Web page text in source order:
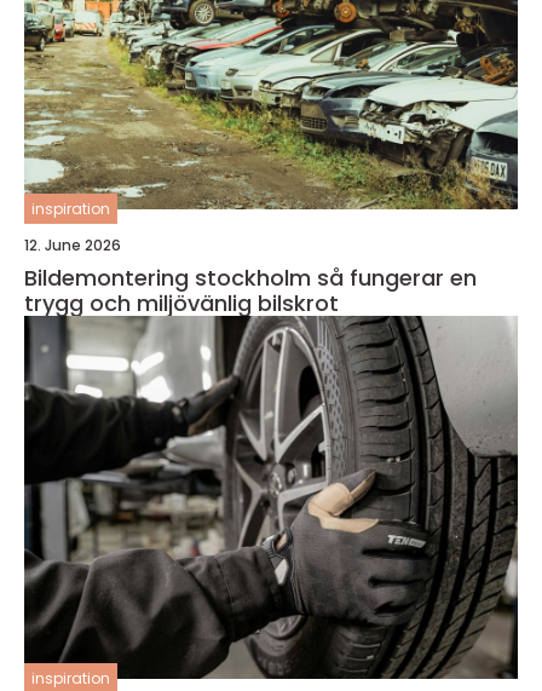
inspiration
12. June 2026
Bildemontering stockholm så fungerar en
trygg och miljövänlig bilskrot
inspiration